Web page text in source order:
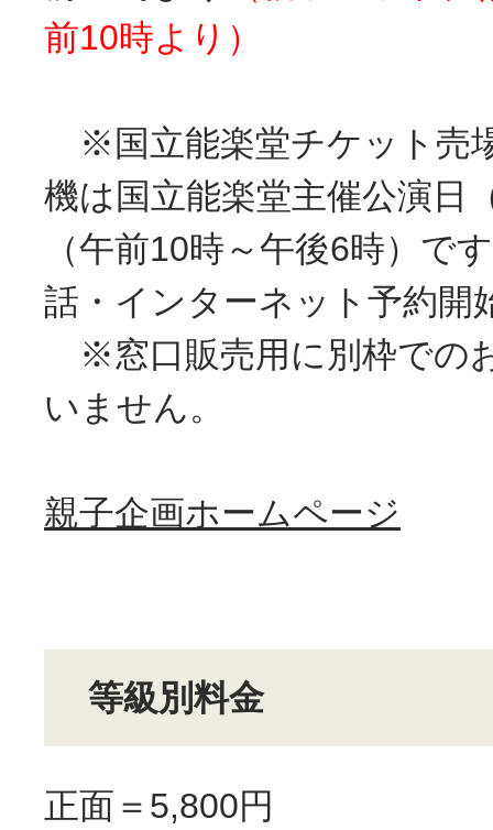
前10時より）
※国立能楽堂チケット売
機は国立能楽堂主催公演日
（午前10時～午後6時）で
話・インターネット予約開
※窓口販売用に別枠での
いません。
親子企画ホームページ
等級別料金
正面＝5,800円